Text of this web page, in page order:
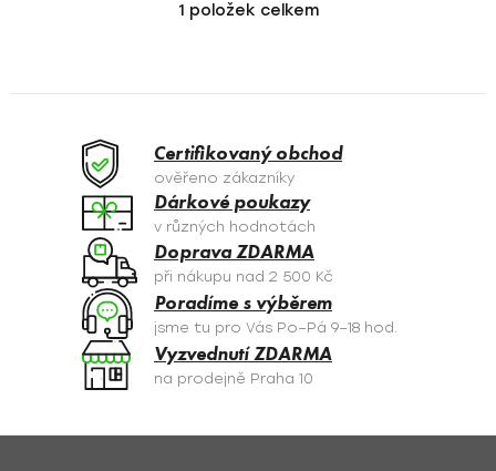
O
á
c
í
p
r
v
k
y
v
ý
p
s
1 položek celkem
Certifikovaný obchod
ověřeno zákazníky
Dárkové poukazy
v různých hodnotách
Doprava ZDARMA
při nákupu nad 2 500 Kč
Poradíme s výběrem
jsme tu pro Vás Po–Pá 9–18 hod.
Vyzvednutí ZDARMA
na prodejně Praha 10